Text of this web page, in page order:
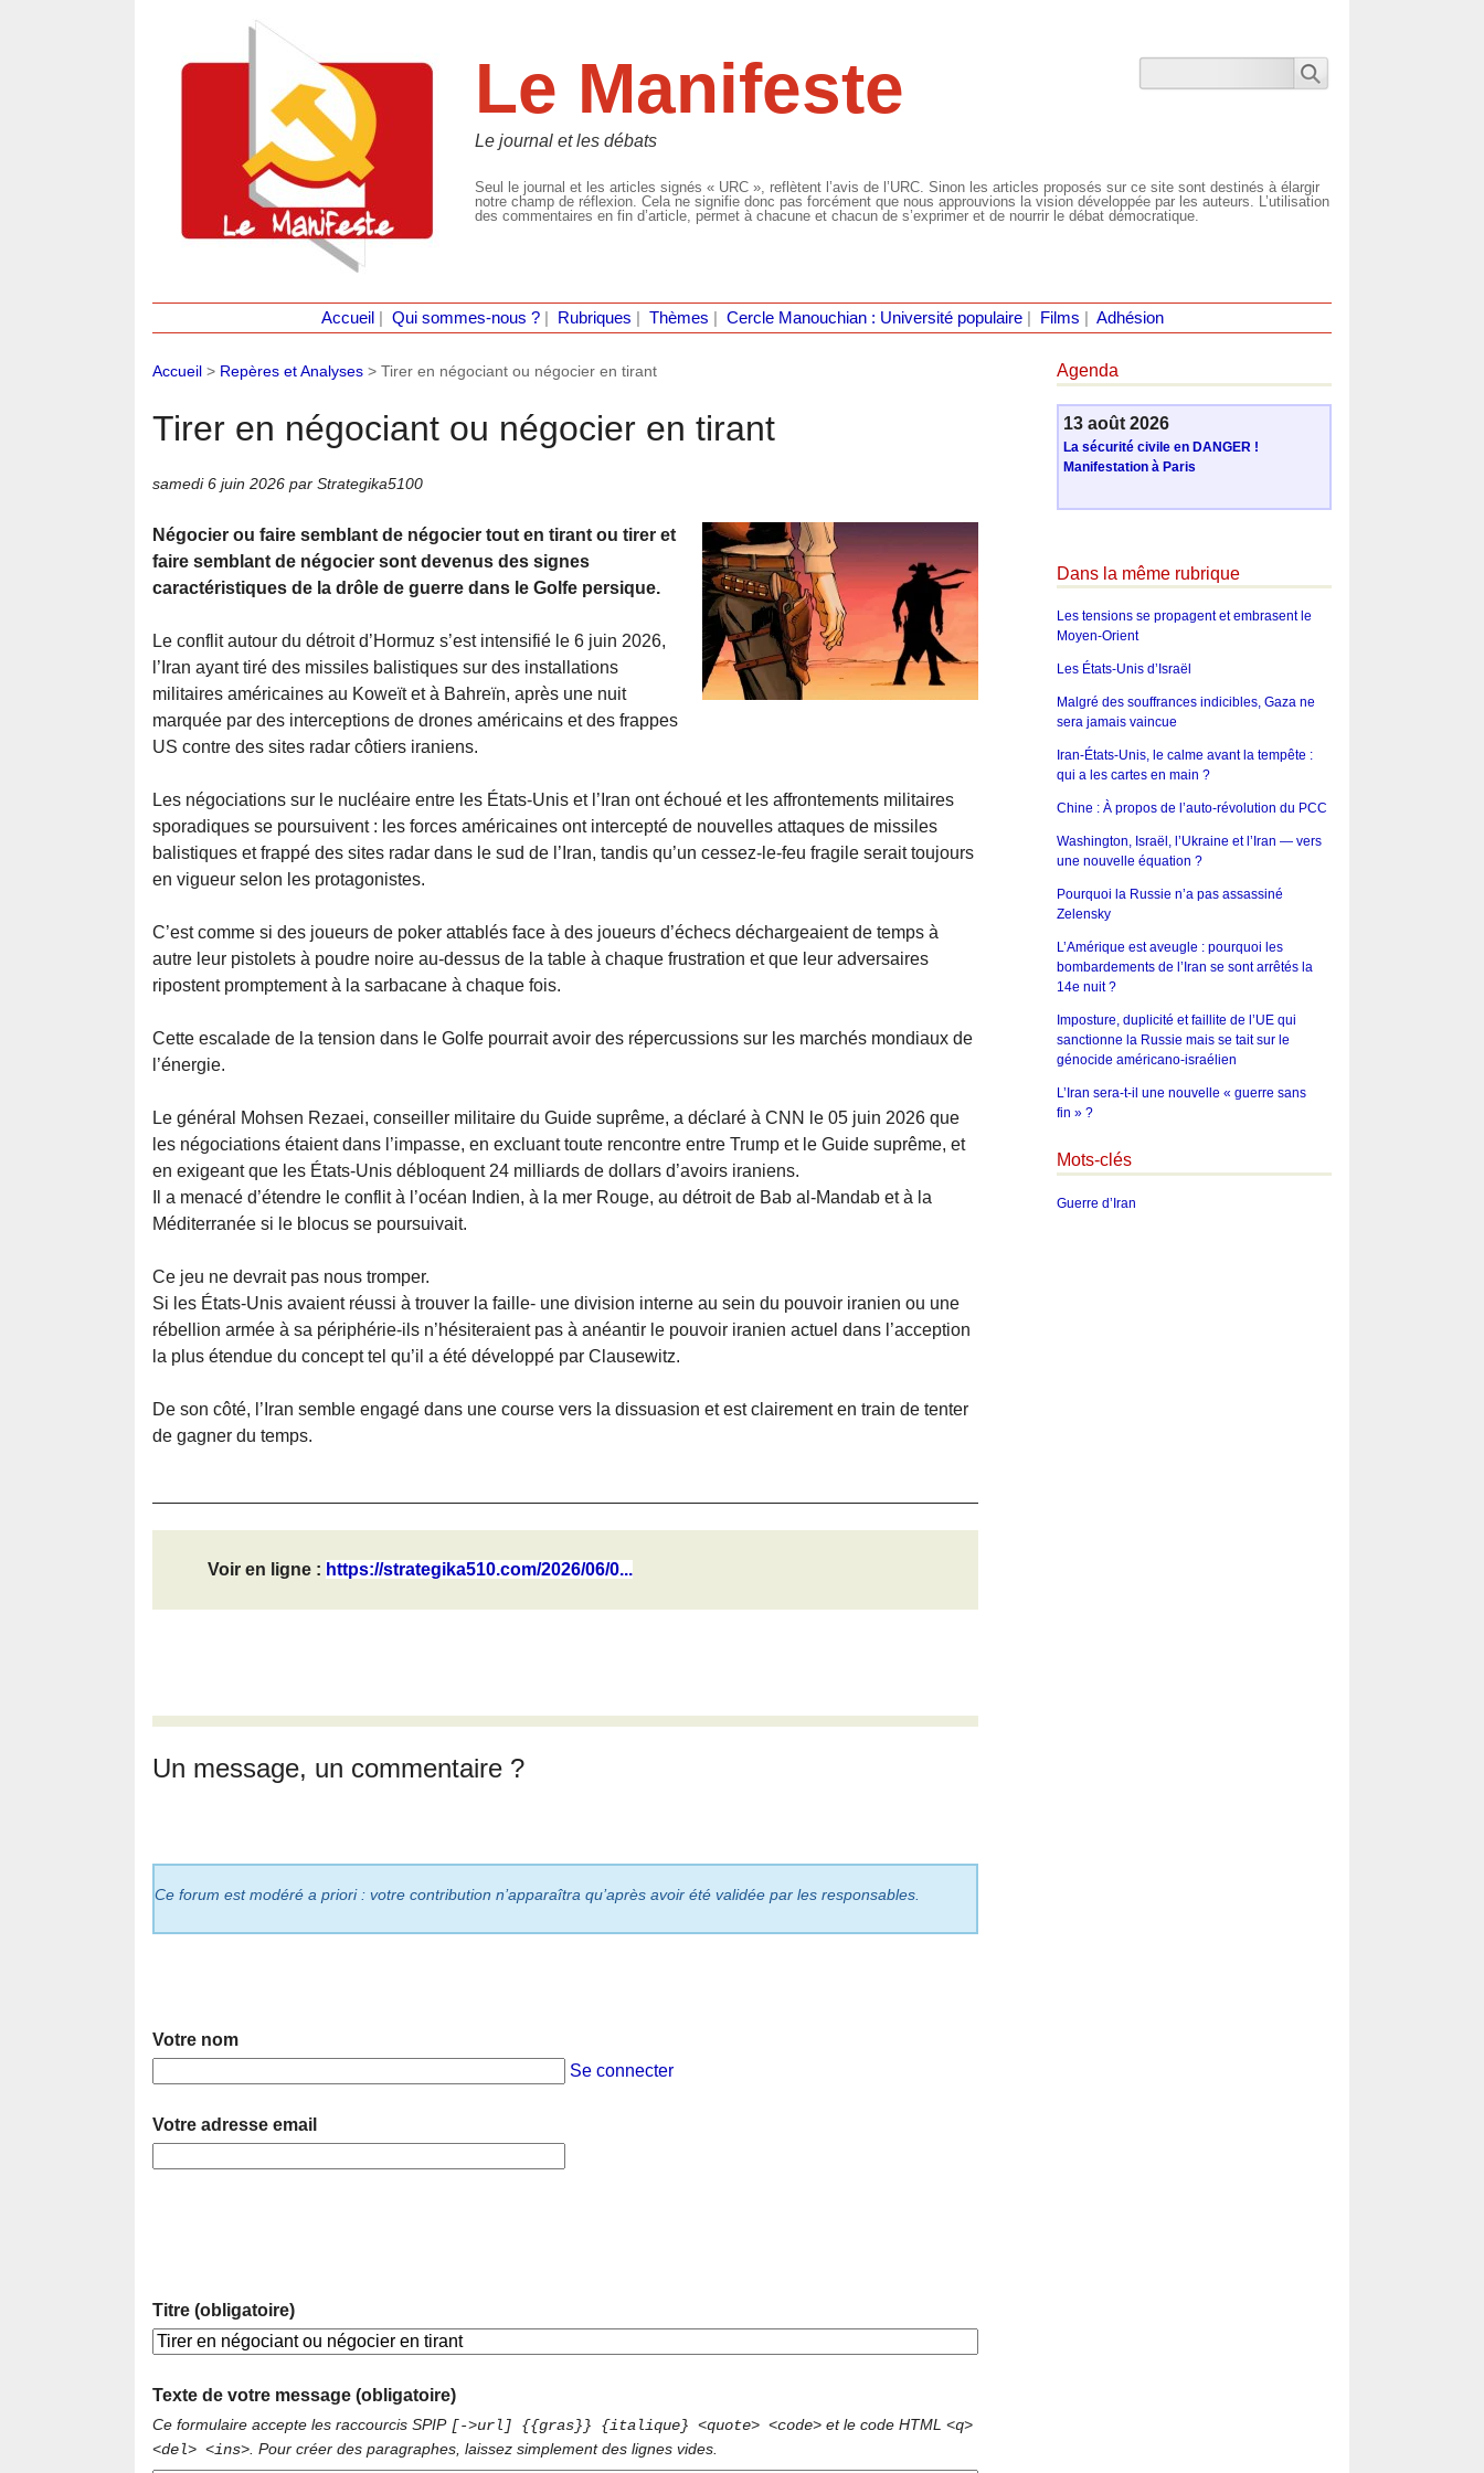
Le Manifeste
Le journal et les débats
Seul le journal et les articles signés « URC », reflètent l’avis de l’URC. Sinon les articles proposés sur ce site sont destinés à élargir
notre champ de réflexion. Cela ne signifie donc pas forcément que nous approuvions la vision développée par les auteurs. L’utilisation
des commentaires en fin d’article, permet à chacune et chacun de s’exprimer et de nourrir le débat démocratique.
Accueil Qui sommes-nous ?| Rubriques Thèmes Cercle Manouchian : Université populaire| Films Adhésion
Accueil > Repères et Analyses > Tirer en négociant ou négocier en tirant
Tirer en négociant ou négocier en tirant
samedi 6 juin 2026 par Strategika5100
Négocier ou faire semblant de négocier tout en tirant ou tirer et
faire semblant de négocier sont devenus des signes
caractéristiques de la drôle de guerre dans le Golfe persique.
Le conflit autour du détroit d’Hormuz s’est intensifié le 6 juin 2026,
l’Iran ayant tiré des missiles balistiques sur des installations
militaires américaines au Koweït et à Bahreïn, après une nuit
marquée par des interceptions de drones américains et des frappes
US contre des sites radar côtiers iraniens.
Les négociations sur le nucléaire entre les États-Unis et l’Iran ont échoué et les affrontements militaires
sporadiques se poursuivent : les forces américaines ont intercepté de nouvelles attaques de missiles
balistiques et frappé des sites radar dans le sud de l’Iran, tandis qu’un cessez-le-feu fragile serait toujours
en vigueur selon les protagonistes.
C’est comme si des joueurs de poker attablés face à des joueurs d’échecs déchargeaient de temps à
autre leur pistolets à poudre noire au-dessus de la table à chaque frustration et que leur adversaires
ripostent promptement à la sarbacane à chaque fois.
Cette escalade de la tension dans le Golfe pourrait avoir des répercussions sur les marchés mondiaux de
l’énergie.
Le général Mohsen Rezaei, conseiller militaire du Guide suprême, a déclaré à CNN le 05 juin 2026 que
les négociations étaient dans l’impasse, en excluant toute rencontre entre Trump et le Guide suprême, et
en exigeant que les États-Unis débloquent 24 milliards de dollars d’avoirs iraniens.
Il a menacé d’étendre le conflit à l’océan Indien, à la mer Rouge, au détroit de Bab al-Mandab et à la
Méditerranée si le blocus se poursuivait.
Ce jeu ne devrait pas nous tromper.
Si les États-Unis avaient réussi à trouver la faille- une division interne au sein du pouvoir iranien ou une
rébellion armée à sa périphérie-ils n’hésiteraient pas à anéantir le pouvoir iranien actuel dans l’acception
la plus étendue du concept tel qu’il a été développé par Clausewitz.
De son côté, l’Iran semble engagé dans une course vers la dissuasion et est clairement en train de tenter
de gagner du temps.
Voir en ligne : https://strategika510.com/2026/06/0...
Un message, un commentaire ?
Ce forum est modéré a priori : votre contribution n’apparaîtra qu’après avoir été validée par les responsables.
Votre nom
Se connecter
Votre adresse email
Titre (obligatoire)
Texte de votre message (obligatoire)
Ce formulaire accepte les raccourcis SPIP [->url] {{gras}} {italique} <quote> <code> et le code HTML <q>
<del> <ins> . Pour créer des paragraphes, laissez simplement des lignes vides.
Agenda
13 août 2026
La sécurité civile en DANGER !
Manifestation à Paris
Dans la même rubrique
Les tensions se propagent et embrasent le
Moyen-Orient
Les États-Unis d’Israël
Malgré des souffrances indicibles, Gaza ne
sera jamais vaincue
Iran-États-Unis, le calme avant la tempête :
qui a les cartes en main ?
Chine : À propos de l’auto-révolution du PCC
Washington, Israël, l’Ukraine et l’Iran — vers
une nouvelle équation ?
Pourquoi la Russie n’a pas assassiné
Zelensky
L’Amérique est aveugle : pourquoi les
bombardements de l’Iran se sont arrêtés la
14e nuit ?
Imposture, duplicité et faillite de l’UE qui
sanctionne la Russie mais se tait sur le
génocide américano-israélien
L’Iran sera-t-il une nouvelle « guerre sans
fin » ?
Mots-clés
Guerre d’Iran